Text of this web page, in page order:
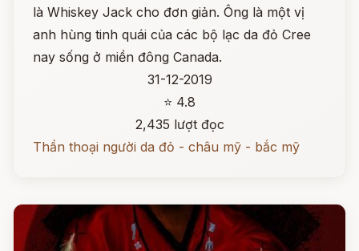
là Whiskey Jack cho đơn giản. Ông là một vị
anh hùng tinh quái của các bộ lạc da đỏ Cree
nay sống ở miền đông Canada.
31-12-2019
⭐ 4.8
2,435 lượt đọc
Thần thoại người da đỏ - châu mỹ - bắc mỹ